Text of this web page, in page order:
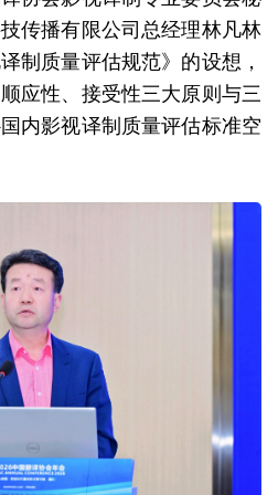
传播有限公司总经理林凡林
制质量评估规范》的设想，
应性、接受性三大原则与三
内影视译制质量评估标准空